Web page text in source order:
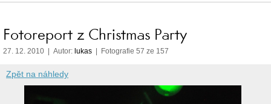
Fotoreport z Christmas Party
27. 12. 2010 | Autor: lukas | Fotografie 57 ze 157
Zpět na náhledy